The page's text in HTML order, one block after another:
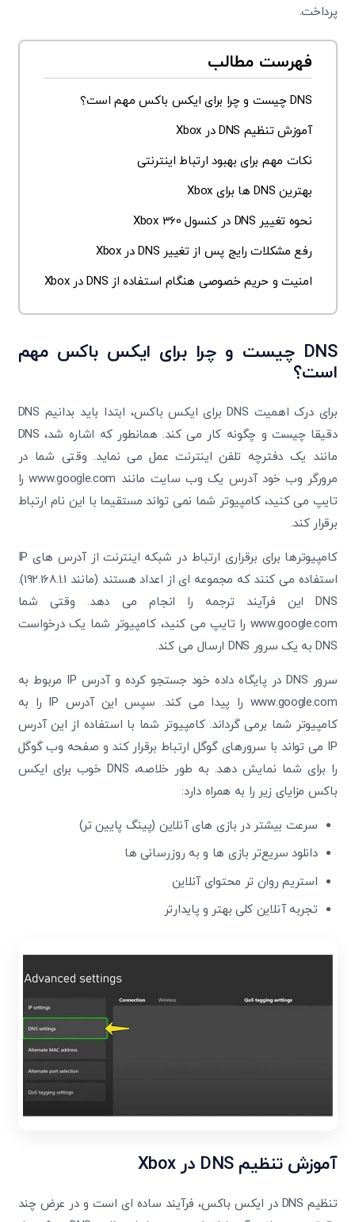
پرداخت.
فهرست مطالب
DNS چیست و چرا برای ایکس باکس مهم است؟
آموزش تنظیم DNS در Xbox
نکات مهم برای بهبود ارتباط اینترنتی
بهترین DNS ها برای Xbox
نحوه تغییر DNS در کنسول Xbox 360
رفع مشکلات رایج پس از تغییر DNS در Xbox
امنیت و حریم خصوصی هنگام استفاده از DNS در Xbox
DNS چیست و چرا برای ایکس باکس مهم
است؟
برای درک اهمیت DNS برای ایکس باکس، ابتدا باید بدانیم DNS
دقیقا چیست و چگونه کار می ‌کند. همانطور که اشاره شد، DNS
مانند یک دفترچه تلفن اینترنت عمل می‌ نماید. وقتی شما در
مرورگر وب خود آدرس یک وب‌ سایت مانند www.google.com را
تایپ می ‌کنید، کامپیوتر شما نمی‌ تواند مستقیما با این نام ارتباط
برقرار کند.
کامپیوترها برای برقراری ارتباط در شبکه اینترنت از آدرس‌ های IP
استفاده می ‌کنند که مجموعه ‌ای از اعداد هستند (مانند 192.168.1.1).
DNS این فرآیند ترجمه را انجام می ‌دهد. وقتی شما
www.google.com را تایپ می ‌کنید، کامپیوتر شما یک درخواست
DNS به یک سرور DNS ارسال می‌ کند.
سرور DNS در پایگاه داده خود جستجو کرده و آدرس IP مربوط به
www.google.com را پیدا می‌ کند. سپس این آدرس IP را به
کامپیوتر شما برمی ‌گرداند. کامپیوتر شما با استفاده از این آدرس
IP می‌ تواند با سرورهای گوگل ارتباط برقرار کند و صفحه وب گوگل
را برای شما نمایش دهد. به طور خلاصه، DNS خوب برای ایکس
باکس مزایای زیر را به همراه دارد:
سرعت بیشتر در بازی ‌های آنلاین (پینگ پایین ‌تر)
دانلود سریع‌تر بازی ‌ها و به ‌روزرسانی ‌ها
استریم روان‌ تر محتوای آنلاین
تجربه آنلاین کلی بهتر و پایدارتر
آموزش تنظیمDNS درXbox
تنظیم DNS در ایکس باکس، فرآیند ساده ‌ای است و در عرض چند